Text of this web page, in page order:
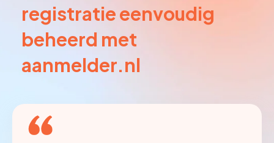
registratie eenvoudig
beheerd met
aanmelder.nl